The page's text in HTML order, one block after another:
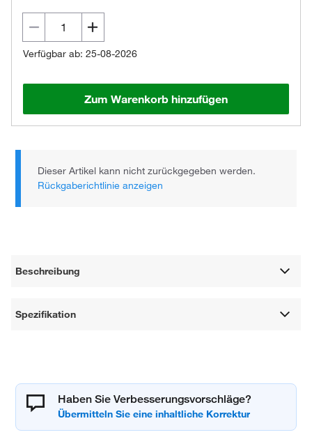
Verfügbar ab: 25-08-2026
Zum Warenkorb hinzufügen
Dieser Artikel kann nicht zurückgegeben werden.
Rückgaberichtlinie anzeigen
Beschreibung
Spezifikation
Haben Sie Verbesserungsvorschläge?